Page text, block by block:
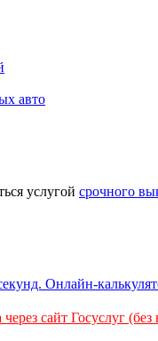
авто
услугой срочного
сайт Госуслуг